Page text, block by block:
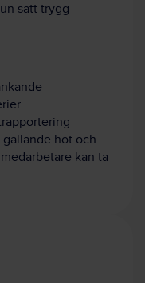
satt trygg
hot och
kan ta